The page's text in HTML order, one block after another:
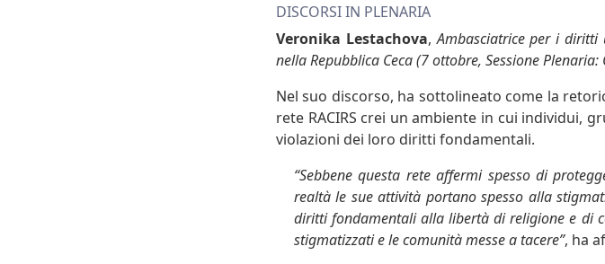
DISCORSI IN PLENARIA
Veronika Lestachova,Ambasciatrice per i diritti
nella Repubblica Ceca (7 ottobre, Sessione
Nel suo discorso, ha sottolineato come la
rete RACIRS crei un ambiente in cui individui,
violazioni dei loro diritti fondamentali.
“Sebbene questa rete affermi spesso di
realtà le sue attività portano spesso alla
diritti fondamentali alla libertà di religione e di
stigmatizzati e le comunità messe a tacere”, ha